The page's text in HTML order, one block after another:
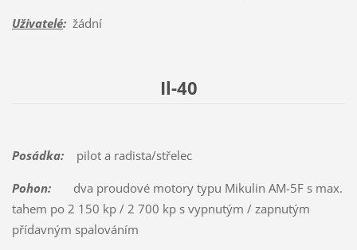
Uživatelé:žádní
Il-40
Posádka:pilot a radista/střelec
Pohon:dva proudové motory typu Mikulin AM-5F s max.
tahem po 2 150 kp / 2 700 kp s vypnutým / zapnutým
přídavným spalováním